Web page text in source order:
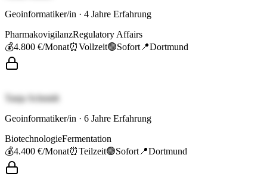
Geoinformatiker/in · 4 Jahre Erfahrung
PharmakovigilanzRegulatory Affairs
💰4.800 €/Monat⏰Vollzeit🟢Sofort 📍Dortmund
Tanja Schmidt
Geoinformatiker/in · 6 Jahre Erfahrung
BiotechnologieFermentation
💰4.400 €/Monat⏰Teilzeit🟢Sofort 📍Dortmund